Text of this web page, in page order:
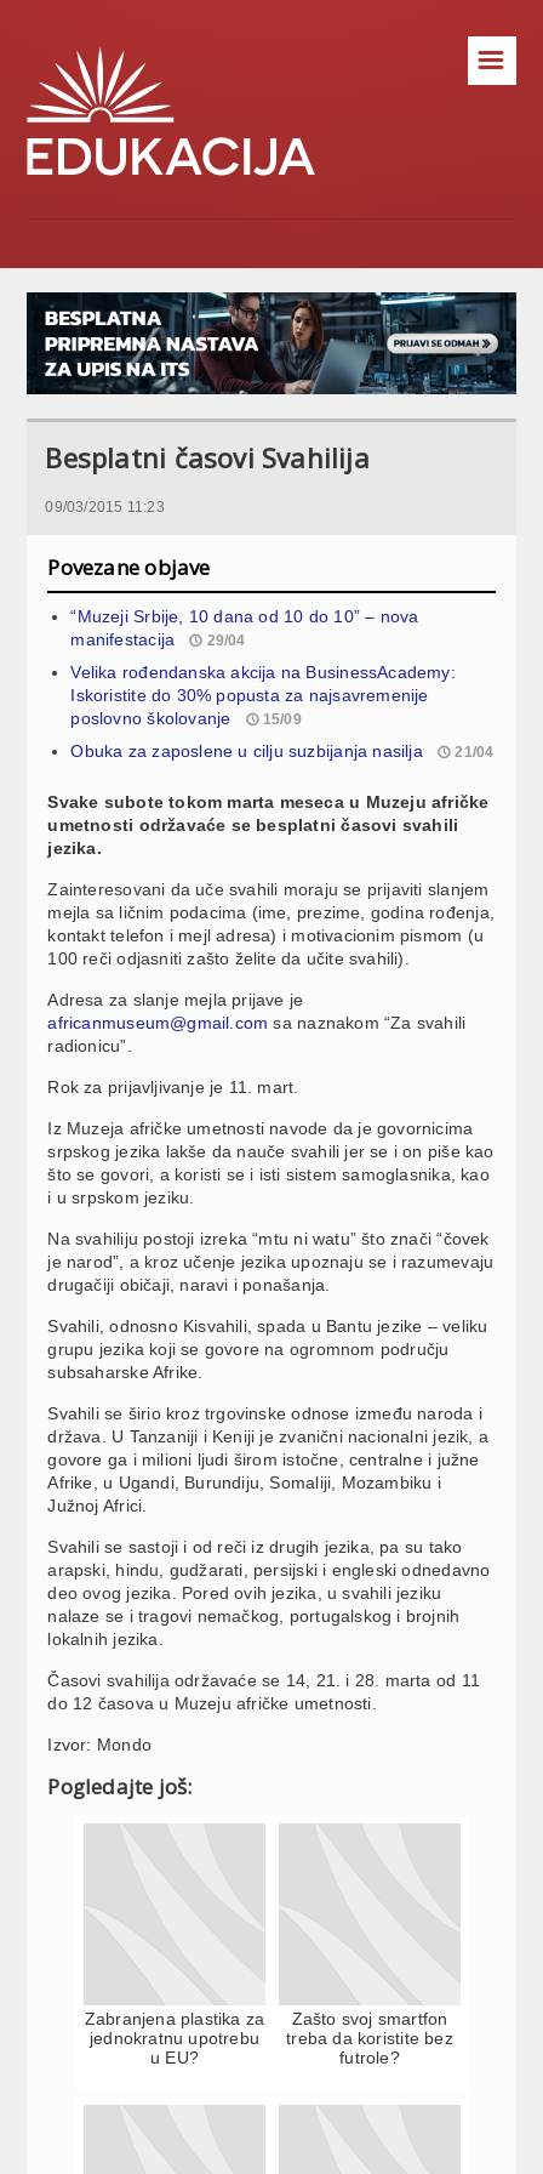
☰
Besplatni časovi Svahilija
09/03/2015 11:23
Povezane objave
“Muzeji Srbije, 10 dana od 10 do 10” – nova
manifestacija
29/04
Velika rođendanska akcija na BusinessAcademy:
Iskoristite do 30% popusta za najsavremenije
poslovno školovanje
15/09
Obuka za zaposlene u cilju suzbijanja nasilja 21/04
Svake subote tokom marta meseca u Muzeju afričke
umetnosti održavaće se besplatni časovi svahili
jezika.
Zainteresovani da uče svahili moraju se prijaviti slanjem
mejla sa ličnim podacima (ime, prezime, godina rođenja,
kontakt telefon i mejl adresa) i motivacionim pismom (u
100 reči odjasniti zašto želite da učite svahili).
Adresa za slanje mejla prijave je
africanmuseum@gmail.com sa naznakom “Za svahili
radionicu”.
Rok za prijavljivanje je 11. mart.
Iz Muzeja afričke umetnosti navode da je govornicima
srpskog jezika lakše da nauče svahili jer se i on piše kao
što se govori, a koristi se i isti sistem samoglasnika, kao
i u srpskom jeziku.
Na svahiliju postoji izreka “mtu ni watu” što znači “čovek
je narod”, a kroz učenje jezika upoznaju se i razumevaju
drugačiji običaji, naravi i ponašanja.
Svahili, odnosno Kisvahili, spada u Bantu jezike – veliku
grupu jezika koji se govore na ogromnom području
subsaharske Afrike.
Svahili se širio kroz trgovinske odnose između naroda i
država. U Tanzaniji i Keniji je zvanični nacionalni jezik, a
govore ga i milioni ljudi širom istočne, centralne i južne
Afrike, u Ugandi, Burundiju, Somaliji, Mozambiku i
Južnoj Africi.
Svahili se sastoji i od reči iz drugih jezika, pa su tako
arapski, hindu, gudžarati, persijski i engleski odnedavno
deo ovog jezika. Pored ovih jezika, u svahili jeziku
nalaze se i tragovi nemačkog, portugalskog i brojnih
lokalnih jezika.
Časovi svahilija održavaće se 14, 21. i 28. marta od 11
do 12 časova u Muzeju afričke umetnosti.
Izvor: Mondo
Pogledajte još:
Zabranjena plastika za
jednokratnu upotrebu
u EU?
Zašto svoj smartfon
treba da koristite bez
futrole?